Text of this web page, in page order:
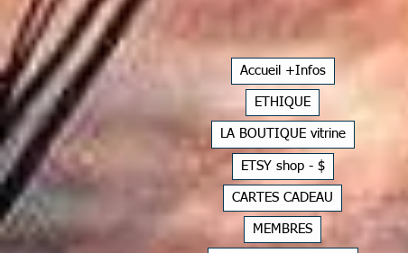
Accueil +Infos
ETHIQUE
LA BOUTIQUE vitrine
ETSY shop - $
CARTES CADEAU
MEMBRES